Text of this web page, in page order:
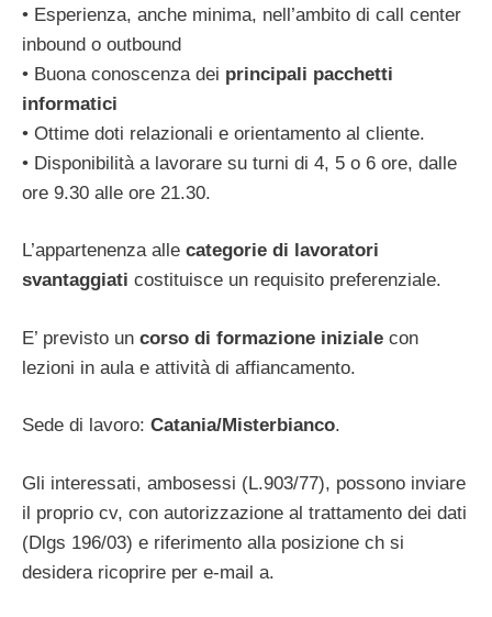
• Esperienza, anche minima, nell’ambito di call center
inbound o outbound
• Buona conoscenza dei principali pacchetti
informatici
• Ottime doti relazionali e orientamento al cliente.
• Disponibilità a lavorare su turni di 4, 5 o 6 ore, dalle
ore 9.30 alle ore 21.30.
L’appartenenza alle categorie di lavoratori
svantaggiati costituisce un requisito preferenziale.
E’ previsto un corso di formazione iniziale con
lezioni in aula e attività di affiancamento.
Sede di lavoro: Catania/Misterbianco.
Gli interessati, ambosessi (L.903/77), possono inviare
il proprio cv, con autorizzazione al trattamento dei dati
(Dlgs 196/03) e riferimento alla posizione ch si
desidera ricoprire per e-mail a.